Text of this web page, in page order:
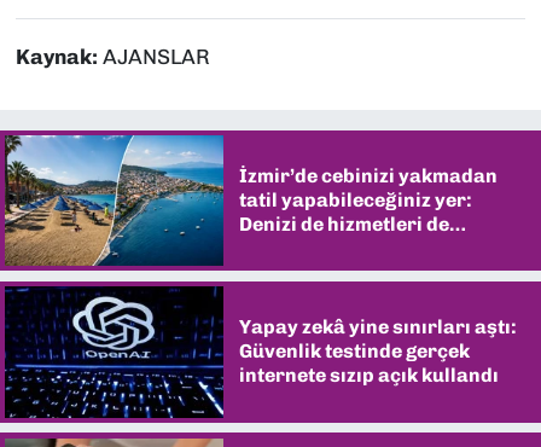
Kaynak: AJANSLAR
İzmir’de cebinizi yakmadan
tatil yapabileceğiniz yer:
Denizi de hizmetleri de
Yapay zekâ yine sınırları aştı:
Güvenlik testinde gerçek
internete sızıp açık kullandı